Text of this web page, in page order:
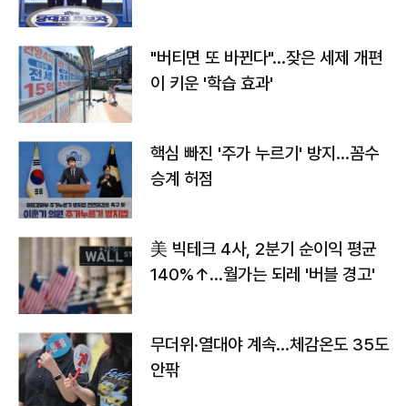
"버티면 또 바뀐다"…잦은 세제 개편
이 키운 '학습 효과'
핵심 빠진 '주가 누르기' 방지…꼼수
승계 허점
美 빅테크 4사, 2분기 순이익 평균
140%↑…월가는 되레 '버블 경고'
무더위·열대야 계속…체감온도 35도
안팎